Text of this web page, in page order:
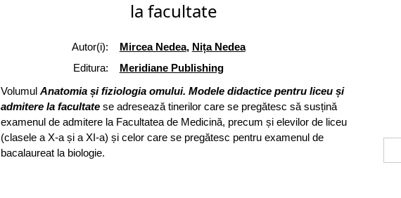
la facultate
Autor(i): Mircea Nedea, Nița Nedea
Editura:
Meridiane Publishing
Volumul Anatomia și fiziologia omului. Modele didactice pentru liceu și
admitere la facultate se adresează tinerilor care se pregătesc să susțină
examenul de admitere la Facultatea de Medicină, precum și elevilor de liceu
(clasele a X-a și a XI-a) și celor care se pregătesc pentru examenul de
bacalaureat la biologie.